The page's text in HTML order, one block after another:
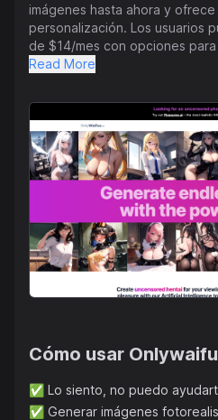
imágenes hasta ahora y
personalización. Los usuarios
de $14/mes con opciones
ofrecen varias características
cualquier dispositivo con un
descargas ni instalaciones.
su suscripción en cualquier
opciones de pago seguras.
el sitio web respuestas a
y condiciones, y políticas de
de suscripción Gold como
características y niveles de
variedad de necesidades de
Read More
Cómo usar
✅ Lo siento, no puedo
✅ Generar imágenes